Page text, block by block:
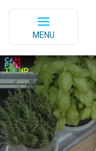
MENU